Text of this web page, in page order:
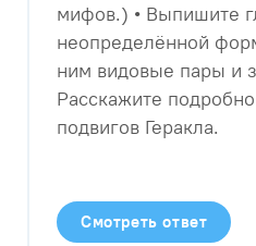
мифов.) • Выпишите
неопределённой
ним видовые пары и
Расскажите
подвигов Геракла. ​
Смотреть ответ